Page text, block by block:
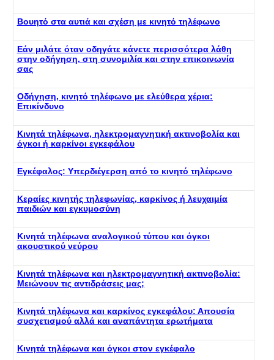
Βουητό στα αυτιά και σχέση με κινητό τηλέφωνο
Εάν μιλάτε όταν οδηγάτε κάνετε περισσότερα λάθη
στην οδήγηση, στη συνομιλία και στην επικοινωνία
σας
Οδήγηση, κινητό τηλέφωνο με ελεύθερα χέρια:
Επικίνδυνο
Κινητά τηλέφωνα, ηλεκτρομαγνητική ακτινοβολία και
όγκοι ή καρκίνοι εγκεφάλου
Εγκέφαλος: Υπερδιέγερση από το κινητό τηλέφωνο
Κεραίες κινητής τηλεφωνίας, καρκίνος ή λευχαιμία
παιδιών και εγκυμοσύνη
Κινητά τηλέφωνα αναλογικού τύπου και όγκοι
ακουστικού νεύρου
Κινητά τηλέφωνα και ηλεκτρομαγνητική ακτινοβολία:
Μειώνουν τις αντιδράσεις μας;
Κινητά τηλέφωνα και καρκίνος εγκεφάλου: Απουσία
συσχετισμού αλλά και αναπάντητα ερωτήματα
Κινητά τηλέφωνα και όγκοι στον εγκέφαλο